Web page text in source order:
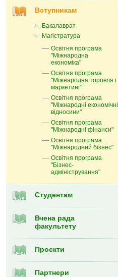
Вступникам
Бакалаврат
Магістратура
Освітня програма
"Міжнародна
економіка"
Освітня програма
"Міжнародна торгівля і
маркетинг"
Освітня програма
"Міжнародні економічні
відносини"
Освітня програма
"Міжнародні фінанси"
Освітня програма
"Міжнародний бізнес"
Освітня програма
"Бізнес-
адміністрування"
Студентам
Вчена рада
факультету
Проєкти
Партнери